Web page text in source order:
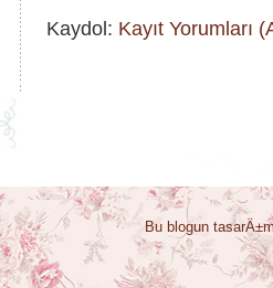
Kaydol: Kayıt Yorumları
Bu blogun